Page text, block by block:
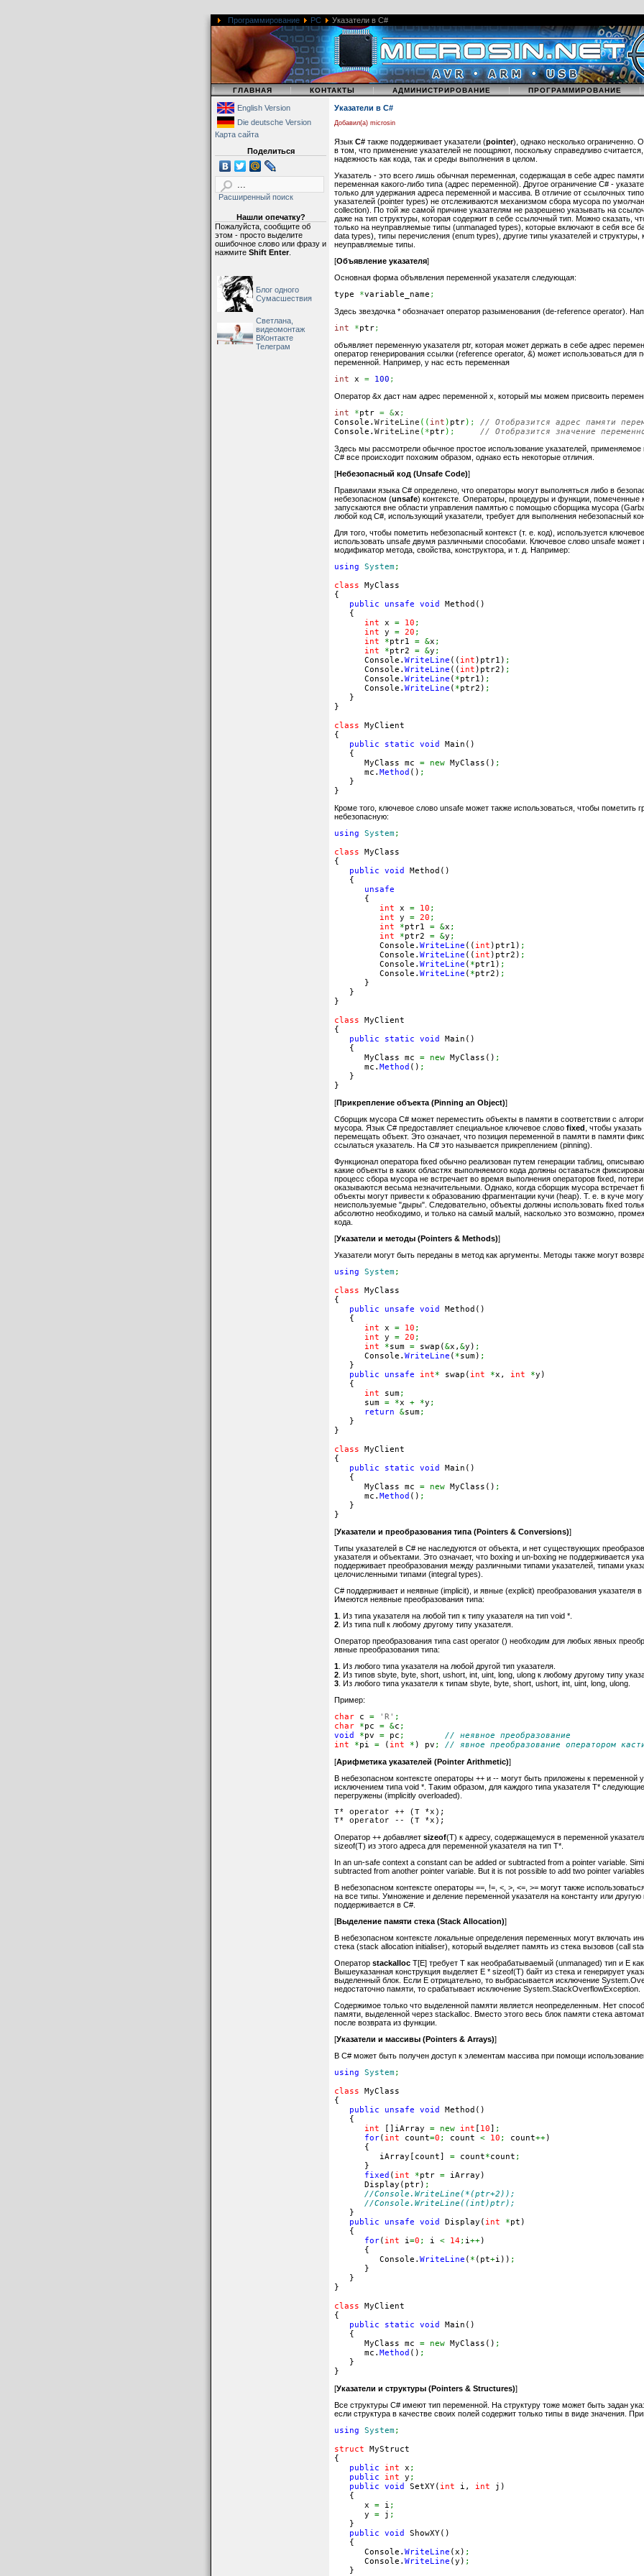
Программирование PC Указатели в C#
| ГЛАВНАЯ | КОНТАКТЫ | АДМИНИСТРИРОВАНИЕ | ПРОГРАММИРОВАНИЕ |
English Version
Die deutsche Version
Карта сайта
Поделиться
Расширенный поиск
Нашли опечатку?
Пожалуйста, сообщите об
этом - просто выделите
ошибочное слово или фразу и
нажмите Shift Enter.
Блог одного
Сумасшествия
Светлана,
видеомонтаж
ВКонтакте
Телеграм
Указатели в C#
Добавил(а) microsin
Язык C# также поддерживает указатели (pointer), однако несколько ограниченно.
в том, что применение указателей не поощряют, поскольку справедливо
надежность как кода, так и среды выполнения в целом.
Указатель - это всего лишь обычная переменная, содержащая в себе адрес
переменная какого-либо типа (адрес переменной). Другое ограничение C# -
только для удержания адреса переменной и массива. В отличие от ссылочных
указателей (pointer types) не отслеживаются механизмом сбора мусора по
collection). По той же самой причине указателям не разрешено указывать на
даже на тип структуры, которая содержит в себе ссылочный тип. Можно сказать,
только на неуправляемые типы (unmanaged types), которые включают в себя все
data types), типы перечисления (enum types), другие типы указателей и структуры,
неуправляемые типы.
[Объявление указателя]
Основная форма объявления переменной указателя следующая:
type *variable_name ;
Здесь звездочка * обозначает оператор разыменования (de-reference operator).
int *ptr;
объявляет переменную указателя ptr, которая может держать в себе адрес
оператор генерирования ссылки (reference operator, &) может использоваться для
переменной. Например, у нас есть переменная
int x = 100 ;
Оператор &x даст нам адрес переменной x, который мы можем присвоить
int *ptr = &x ;
Console. WriteLine ( ( int ) ptr) ;
// Отобразится адрес памяти
Console. WriteLine ( *ptr) ; // Отобразится значение
Здесь мы рассмотрели обычное простое использование указателей,
C# все происходит похожим образом, однако есть некоторые отличия.
[Небезопасный код (Unsafe Code)]
Правилами языка C# определено, что операторы могут выполняться либо в
небезопасном (unsafe) контексте. Операторы, процедуры и функции, помеченные
запускаются вне области управления памятью с помощью сборщика мусора
любой код C#, использующий указатели, требует для выполнения небезопасный
Для того, чтобы пометить небезопасный контекст (т. е. код), используется
использовать unsafe двумя различными способами. Ключевое слово unsafe может
модификатор метода, свойства, конструктора, и т. д. Например:
using System;
class MyClass
{
public
unsafe void Method ( )
{
int x = 10 ;
int y = 20 ;
int
*ptr1 = &x ;
int
*ptr2 = &y ;
      Console.
WriteLine ( ( int ) ptr1 ) ;
      Console.
WriteLine ( ( int ) ptr2 ) ;
      Console.
WriteLine ( *ptr1 ) ;
      Console.
WriteLine ( *ptr2 ) ;
}
}
class MyClient
{
public
static void Main ( )
{
      MyClass mc
= new MyClass ( ) ;
      mc.
Method ( ) ;
}
}
Кроме того, ключевое слово unsafe может также использоваться, чтобы пометить
небезопасную:
using System;
class MyClass
{
public
void Method ( )
{
unsafe
{
int x = 10 ;
int y = 20 ;
int
*ptr1 = &x ;
int
*ptr2 = &y ;
         Console.
WriteLine ( ( int ) ptr1 ) ;
         Console.
WriteLine ( ( int ) ptr2 ) ;
         Console.
WriteLine ( *ptr1 ) ;
         Console.
WriteLine ( *ptr2 ) ;
}
}
}
class MyClient
{
public
static void Main ( )
{
      MyClass mc
= new MyClass ( ) ;
      mc.
Method ( ) ;
}
}
[Прикрепление объекта (Pinning an Object)]
Сборщик мусора C# может переместить объекты в памяти в соответствии с
мусора. Язык C# предоставляет специальное ключевое слово fixed , чтобы
перемещать объект. Это означает, что позиция переменной в памяти в памяти
ссылаться указатель. На C# это называется прикреплением (pinning).
Функционал оператора fixed обычно реализован путем генерации таблиц,
какие объекты в каких областях выполняемого кода должны оставаться
процесс сбора мусора не встречает во время выполнения операторов fixed,
оказываются весьма незначительными. Однако, когда сборщик мусора встречает
объекты могут привести к образованию фрагментации кучи (heap). Т. е. в куче
неиспользуемые "дыры". Следовательно, объекты должны использовать fixed
абсолютно необходимо, и только на самый малый, насколько это возможно,
кода.
[Указатели и методы (Pointers & Methods)]
Указатели могут быть переданы в метод как аргументы. Методы также могут
using System;
class MyClass
{
public
unsafe void Method ( )
{
int x = 10 ;
int y = 20 ;
int
*sum = swap (&x, &y ) ;
      Console.
WriteLine ( *sum) ;
}
public
unsafe int* swap ( int *x, int *y )
{
int sum;
      sum
= *x + *y ;
return
&sum;
}
}
class MyClient
{
public
static void Main ( )
{
      MyClass mc
= new MyClass ( ) ;
      mc.
Method ( ) ;
}
}
[Указатели и преобразования типа (Pointers & Conversions)]
Типы указателей в C# не наследуются от объекта, и нет существующих
указателя и объектами. Это означает, что boxing и un-boxing не поддерживается
поддерживает преобразования между различными типами указателей, типами
целочисленными типами (integral types).
C# поддерживает и неявные (implicit), и явные (explicit) преобразования указателя в
Имеются неявные преобразования типа:
1 . Из типа указателя на любой тип к типу указателя на тип void *.
2 . Из типа null к любому другому типу указателя.
Оператор преобразования типа cast operator () необходим для любых явных
явные преобразования типа:
1 . Из любого типа указателя на любой другой тип указателя.
2 . Из типов sbyte, byte, short, ushort, int, uint, long, ulong к любому другому типу
3 . Из любого типа указателя к типам sbyte, byte, short, ushort, int, uint, long, ulong.
Пример:
char c = 'R' ;
char
*pc = &c ;
void
*pv = pc ;
// неявное преобразование
int
*pi = ( int * ) pv ; // явное преобразование оператором
[Арифметика указателей (Pointer Arithmetic)]
В небезопасном контексте операторы ++ и -- могут быть приложены к переменной
исключением типа void *. Таким образом, для каждого типа указателя T*
перегружены (implicitly overloaded).
T* operator ++ (T *x);
T* operator -- (T *x);
Оператор ++ добавляет sizeof(T) к адресу, содержащемуся в переменной
sizeof(T) из этого адреса для переменной указателя на тип T*.
In an un-safe context a constant can be added or subtracted from a pointer variable.
subtracted from another pointer variable. But it is not possible to add two pointer variables
В небезопасном контексте операторы ==, !=, <, >, <=, >= могут также
на все типы. Умножение и деление переменной указателя на константу или
поддерживается в C#.
[Выделение памяти стека (Stack Allocation)]
В небезопасном контексте локальные определения переменных могут включать
стека (stack allocation initialiser), который выделяет память из стека вызовов (call
Оператор stackalloc T[E] требует T как необрабатываемый (unmanaged) тип и E
Вышеуказанная конструкция выделяет E * sizeof(T) байт из стека и генерирует
выделенный блок. Если E отрицательно, то выбрасывается исключение
недостаточно памяти, то срабатывает исключение System.StackOverflowException.
Содержимое только что выделенной памяти является неопределенным. Нет
памяти, выделенной через stackalloc. Вместо этого весь блок памяти стека
после возврата из функции.
[Указатели и массивы (Pointers & Arrays)]
В C# может быть получен доступ к элементам массива при помощи
using System;
class MyClass
{
public
unsafe void Method ( )
{
int
[ ] iArray = new int [ 10] ;
for( int count=0 ; count < 10 ; count++)
{
         iArray
[ count] = count*count ;
}
fixed ( int *ptr = iArray )
      Display
( ptr) ;
//Console.WriteLine(*(ptr+2));
//Console.WriteLine((int)ptr);
}
public
unsafe void Display ( int *pt )
{
for( int i=0 ; i < 14; i++)
{
         Console.
WriteLine ( * ( pt+i ) ) ;
}
}
}
class MyClient
{
public
static void Main ( )
{
      MyClass mc
= new MyClass ( ) ;
      mc.
Method ( ) ;
}
}
[Указатели и структуры (Pointers & Structures)]
Все структуры C# имеют тип переменной. На структуру тоже может быть задан
если структура в качестве своих полей содержит только типы в виде значения.
using System;
struct MyStruct
{
public
int x ;
public
int y ;
public
void SetXY( int i, int j )
{
      x
= i ;
      y
= j ;
}
public
void ShowXY( )
{
      Console.
WriteLine (x ) ;
      Console.
WriteLine (y ) ;
}